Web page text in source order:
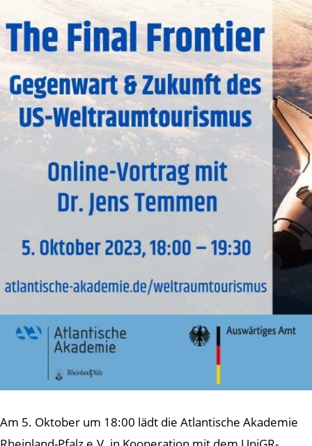
Am 5. Oktober um 18:00 lädt die Atlantische Akademie